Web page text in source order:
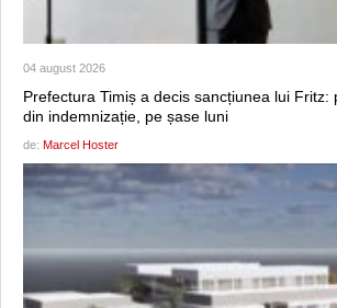
04 august 2026
Prefectura Timiș a decis sancțiunea lui Fritz:
din indemnizație, pe șase luni
de: Marcel Hoster